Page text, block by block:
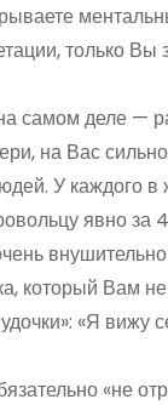
только Вы
самом деле —
на Вас
У каждого
явно за
который Вам
«Я вижу
«не